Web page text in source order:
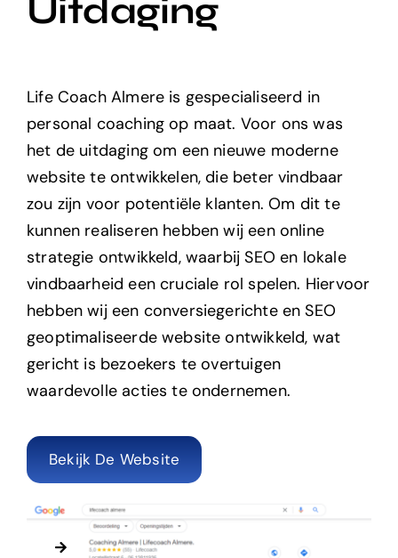
Uitdaging
Life Coach Almere is gespecialiseerd in
personal coaching op maat. Voor ons was
het de uitdaging om een nieuwe moderne
website te ontwikkelen, die beter vindbaar
zou zijn voor potentiële klanten. Om dit te
kunnen realiseren hebben wij een online
strategie ontwikkeld, waarbij SEO en lokale
vindbaarheid een cruciale rol spelen. Hiervoor
hebben wij een conversiegerichte en SEO
geoptimaliseerde website ontwikkeld, wat
gericht is bezoekers te overtuigen
waardevolle acties te ondernemen.
Bekijk De Website